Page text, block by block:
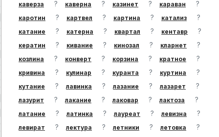
каверза ? каверна ? казинет ? караван ?
каротин ? картвел ? картина ? катализ ?
катание ? катерна ? квартал ? кентавр ?
кератин ? кивание ? кинозал ? кларнет ?
козлина ? конверт ? корзина ? кратное ?
кривина ? кулинар ? куранта ? куртина ?
кутание ? лавинка ? лазание ? лазарет ?
лазурит ? лакание ? лаковар ? лактоза ?
латание ? латинка ? лауреат ? левизна ?
левират ? лектура ? летники ? летовка ?